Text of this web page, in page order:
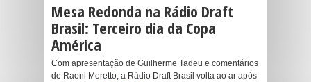
Mesa Redonda na Rádio Draft
Brasil: Terceiro dia da Copa
América
Com apresentação de Guilherme Tadeu e comentários
de Raoni Moretto, a Rádio Draft Brasil volta ao ar após